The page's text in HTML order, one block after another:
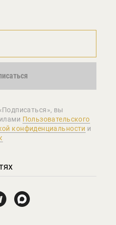
вы
Пользовательского
конфиденциальности и